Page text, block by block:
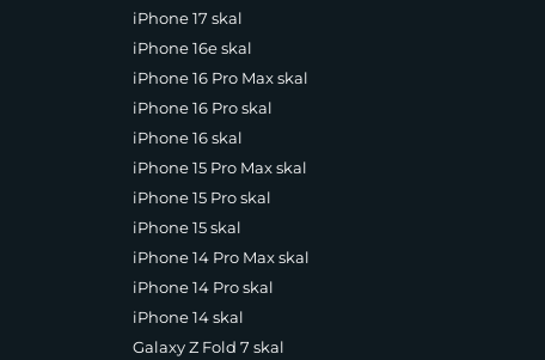
iPhone 17 skal
iPhone 16e skal
iPhone 16 Pro Max skal
iPhone 16 Pro skal
iPhone 16 skal
iPhone 15 Pro Max skal
iPhone 15 Pro skal
iPhone 15 skal
iPhone 14 Pro Max skal
iPhone 14 Pro skal
iPhone 14 skal
Galaxy Z Fold 7 skal